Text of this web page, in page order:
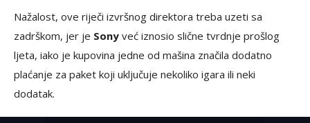
Nažalost, ove riječi izvršnog direktora treba uzeti sa
zadrškom, jer je Sony već iznosio slične tvrdnje prošlog
ljeta, iako je kupovina jedne od mašina značila dodatno
plaćanje za paket koji uključuje nekoliko igara ili neki
dodatak.